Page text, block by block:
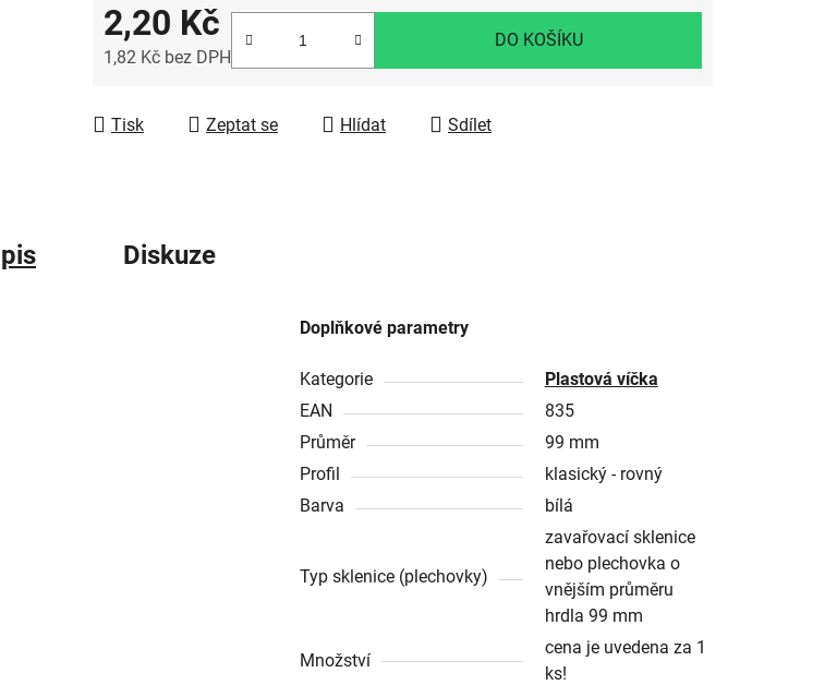
2,20 Kč
1,82 Kč bez DPH
DO KOŠÍKU
Tisk Zeptat se Hlídat Sdílet
Diskuze
Doplňkové parametry
Kategorie
Plastová víčka
EAN
835
Průměr
99 mm
Profil
klasický - rovný
Barva
bílá
Typ sklenice (plechovky)
zavařovací sklenice
nebo plechovka o
vnějším průměru
hrdla 99 mm
Množství
cena je uvedena za 1
ks!